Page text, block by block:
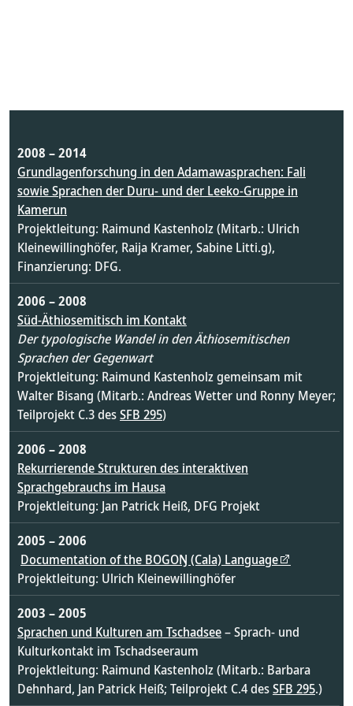
2008 – 2014
Grundlagenforschung in den Adamawasprachen: Fali
sowie Sprachen der Duru- und der Leeko-Gruppe in
Kamerun
Projektleitung: Raimund Kastenholz (Mitarb.: Ulrich
Kleinewillinghöfer, Raija Kramer, Sabine Litti.g),
Finanzierung: DFG.
2006 – 2008
Süd-Äthiosemitisch im Kontakt
Der typologische Wandel in den Äthiosemitischen
Sprachen der Gegenwart
Projektleitung: Raimund Kastenholz gemeinsam mit
Walter Bisang (Mitarb.: Andreas Wetter und Ronny Meyer;
Teilprojekt C.3 desSFB 295)
2006 – 2008
Rekurrierende Strukturen des interaktiven
Sprachgebrauchs im Hausa
Projektleitung: Jan Patrick Heiß, DFG Projekt
2005 – 2006
Documentation of the BOGOŊ (Cala) Language
Projektleitung: Ulrich Kleinewillinghöfer
2003 – 2005
Sprachen und Kulturen am Tschadsee– Sprach- und
Kulturkontakt im Tschadseeraum
Projektleitung: Raimund Kastenholz (Mitarb.: Barbara
Dehnhard, Jan Patrick Heiß; Teilprojekt C.4 desSFB 295.)